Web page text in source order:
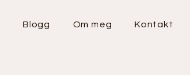
Blogg Om meg Kontakt